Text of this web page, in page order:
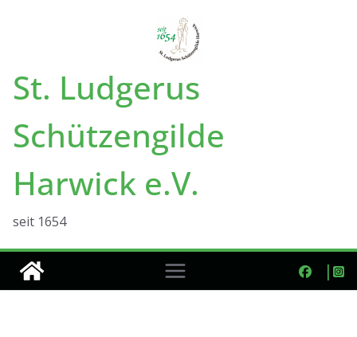
St. Ludgerus
Schützengilde
Harwick e.V.
seit 1654